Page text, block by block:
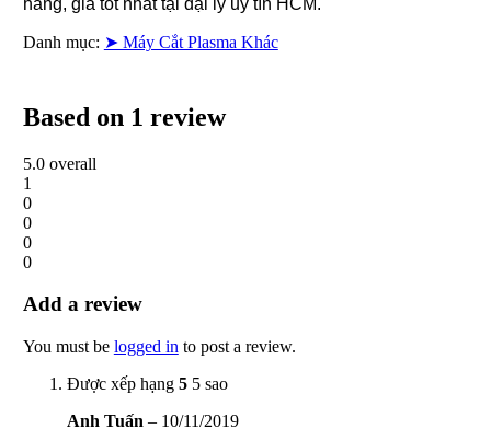
hãng, giá tốt nhất tại đại lý uy tín HCM.
Danh mục: ➤ Máy Cắt Plasma Khác
Based on 1 review
5.0overall
1
0
0
0
0
Add a review
You must be logged in to post a review.
Được xếp hạng 55 sao
Anh Tuấn – 10/11/2019